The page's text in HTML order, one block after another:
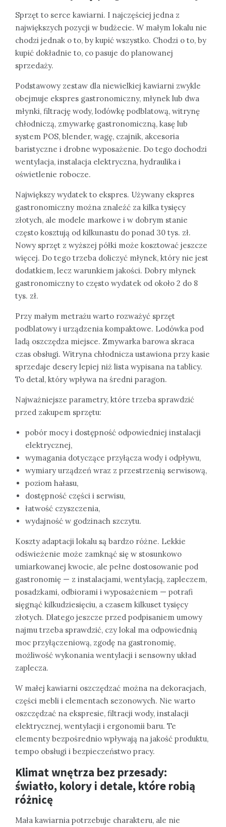
Sprzęt to serce kawiarni. I najczęściej jedna z
największych pozycji w budżecie. W małym lokalu nie
chodzi jednak o to, by kupić wszystko. Chodzi o to, by
kupić dokładnie to, co pasuje do planowanej
sprzedaży.
Podstawowy zestaw dla niewielkiej kawiarni zwykle
obejmuje ekspres gastronomiczny, młynek lub dwa
młynki, filtrację wody, lodówkę podblatową, witrynę
chłodniczą, zmywarkę gastronomiczną, kasę lub
system POS, blender, wagę, czajnik, akcesoria
baristyczne i drobne wyposażenie. Do tego dochodzi
wentylacja, instalacja elektryczna, hydraulika i
oświetlenie robocze.
Największy wydatek to ekspres. Używany ekspres
gastronomiczny można znaleźć za kilka tysięcy
złotych, ale modele markowe i w dobrym stanie
często kosztują od kilkunastu do ponad 30 tys. zł.
Nowy sprzęt z wyższej półki może kosztować jeszcze
więcej. Do tego trzeba doliczyć młynek, który nie jest
dodatkiem, lecz warunkiem jakości. Dobry młynek
gastronomiczny to często wydatek od około 2 do 8
tys. zł.
Przy małym metrażu warto rozważyć sprzęt
podblatowy i urządzenia kompaktowe. Lodówka pod
ladą oszczędza miejsce. Zmywarka barowa skraca
czas obsługi. Witryna chłodnicza ustawiona przy kasie
sprzedaje desery lepiej niż lista wypisana na tablicy.
To detal, który wpływa na średni paragon.
Najważniejsze parametry, które trzeba sprawdzić
przed zakupem sprzętu:
pobór mocy i dostępność odpowiedniej instalacji
elektrycznej,
wymagania dotyczące przyłącza wody i odpływu,
wymiary urządzeń wraz z przestrzenią serwisową,
poziom hałasu,
dostępność części i serwisu,
łatwość czyszczenia,
wydajność w godzinach szczytu.
Koszty adaptacji lokalu są bardzo różne. Lekkie
odświeżenie może zamknąć się w stosunkowo
umiarkowanej kwocie, ale pełne dostosowanie pod
gastronomię — z instalacjami, wentylacją, zapleczem,
posadzkami, odbiorami i wyposażeniem — potrafi
sięgnąć kilkudziesięciu, a czasem kilkuset tysięcy
złotych. Dlatego jeszcze przed podpisaniem umowy
najmu trzeba sprawdzić, czy lokal ma odpowiednią
moc przyłączeniową, zgodę na gastronomię,
możliwość wykonania wentylacji i sensowny układ
zaplecza.
W małej kawiarni oszczędzać można na dekoracjach,
części mebli i elementach sezonowych. Nie warto
oszczędzać na ekspresie, filtracji wody, instalacji
elektrycznej, wentylacji i ergonomii baru. Te
elementy bezpośrednio wpływają na jakość produktu,
tempo obsługi i bezpieczeństwo pracy.
Klimat wnętrza bez przesady:
światło, kolory i detale, które robią
różnicę
Mała kawiarnia potrzebuje charakteru, ale nie